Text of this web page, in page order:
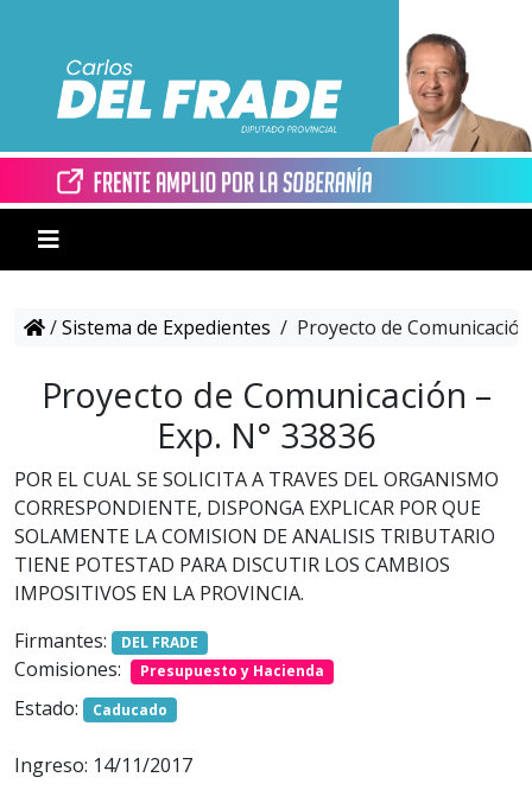
/Sistema de Expedientes / Proyecto de
Proyecto de Comunicación –
Exp. N° 33836
POR EL CUAL SE SOLICITA A TRAVES DEL ORGANISMO
CORRESPONDIENTE, DISPONGA EXPLICAR POR QUE
SOLAMENTE LA COMISION DE ANALISIS TRIBUTARIO
TIENE POTESTAD PARA DISCUTIR LOS CAMBIOS
IMPOSITIVOS EN LA PROVINCIA.
Firmantes:
DEL FRADE
Comisiones: Presupuesto y Hacienda
Estado: Caducado
Ingreso: 14/11/2017